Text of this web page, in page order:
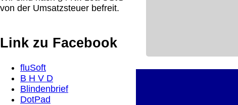
von der Umsatzsteuer befreit.
Link zu Facebook
fluSoft
B H V D
Blindenbrief
DotPad